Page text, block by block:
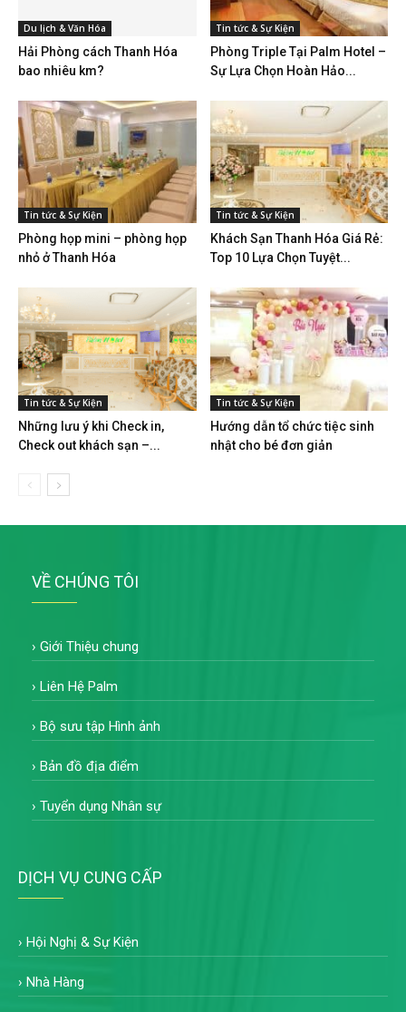
Du lịch & Văn Hóa
Hải Phòng cách Thanh Hóa
bao nhiêu km?
Tin tức & Sự Kiện
Phòng Triple Tại Palm Hotel –
Sự Lựa Chọn Hoàn Hảo...
Tin tức & Sự Kiện
Phòng họp mini – phòng họp
nhỏ ở Thanh Hóa
Tin tức & Sự Kiện
Khách Sạn Thanh Hóa Giá Rẻ:
Top 10 Lựa Chọn Tuyệt...
Tin tức & Sự Kiện
Những lưu ý khi Check in,
Check out khách sạn –...
Tin tức & Sự Kiện
Hướng dẫn tổ chức tiệc sinh
nhật cho bé đơn giản
VỀ CHÚNG TÔI
› Giới Thiệu chung
› Liên Hệ Palm
› Bộ sưu tập Hình ảnh
› Bản đồ địa điểm
› Tuyển dụng Nhân sự
DỊCH VỤ CUNG CẤP
› Hội Nghị & Sự Kiện
› Nhà Hàng